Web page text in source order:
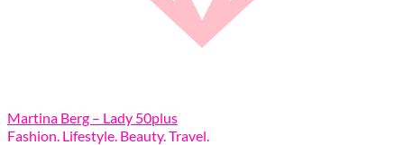
Martina Berg – Lady 50plus
Fashion. Lifestyle. Beauty. Travel.